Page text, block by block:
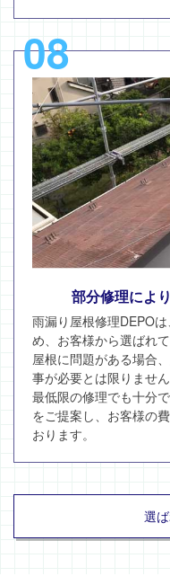
08
部分修理によ
雨漏り屋根修理DEPO
め、お客様から選ばれて
屋根に問題がある場合
事が必要とは限りません
最低限の修理でも十分
をご提案し、お客様の
おります。
選